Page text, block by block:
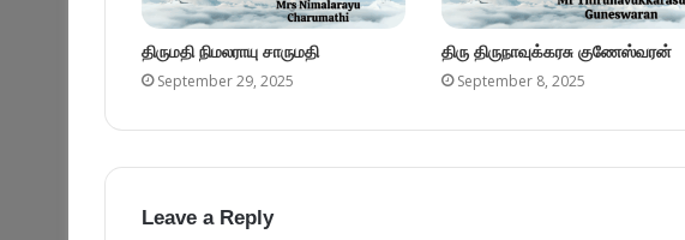
திருமதி நிமலராயு சாருமதி
September 29, 2025
திரு திருநாவுக்கரசு குணேஸ்வரன்
September 8, 2025
Leave a Reply